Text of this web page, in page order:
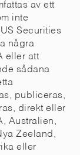
av ett
inte
Securities
några
eller att
sådana
publiceras,
direkt eller
Australien,
Zeeland,
eller